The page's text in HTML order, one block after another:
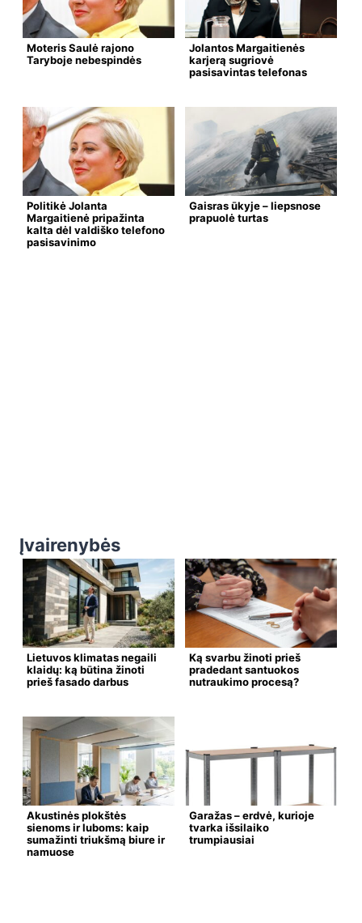
Moteris Saulė rajono
Taryboje nebespindės
Jolantos Margaitienės
karjerą sugriovė
pasisavintas telefonas
Politikė Jolanta
Margaitienė pripažinta
kalta dėl valdiško telefono
pasisavinimo
Gaisras ūkyje – liepsnose
prapuolė turtas
Įvairenybės
Lietuvos klimatas negaili
klaidų: ką būtina žinoti
prieš fasado darbus
Ką svarbu žinoti prieš
pradedant santuokos
nutraukimo procesą?
Akustinės plokštės
sienoms ir luboms: kaip
sumažinti triukšmą biure ir
namuose
Garažas – erdvė, kurioje
tvarka išsilaiko
trumpiausiai